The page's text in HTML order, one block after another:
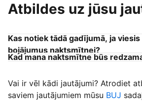
Atbildes uz jūsu
Kas notiek tādā gadījumā, ja
bojājumus naktsmītnei?
Kad mana naktsmītne būs
Vai ir vēl kādi jautājumi? Atrodiet
saviem jautājumiem mūsu BUJ